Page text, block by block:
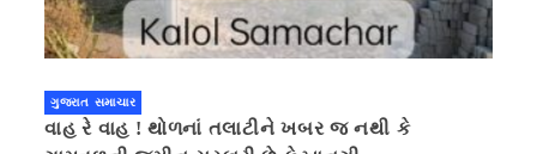
ગુજરાત સમાચાર
વાહ રે વાહ ! થોળનાં તલાટીને ખબર જ નથી કે